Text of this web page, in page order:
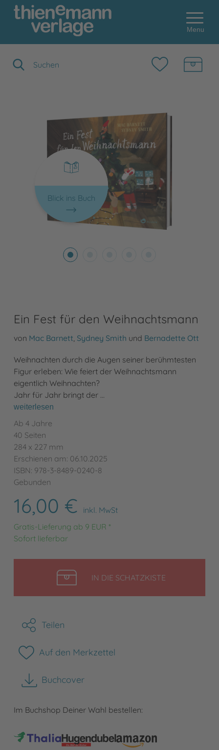
Menu
Blick ins Buch
Ein Fest für den Weihnachtsmann
von Mac Barnett Sydney Smith und Bernadette Ott
Weihnachten durch die Augen seiner berühmtesten
Figur erleben: Wie feiert der Weihnachtsmann
eigentlich Weihnachten?
Jahr für Jahr bringt der …
weiterlesen
Ab 4 Jahre
40 Seiten
284 x 227 mm
Erschienen am: 06.10.2025
ISBN: 978-3-8489-0240-8
Gebunden
16,00 €
inkl. MwSt
Gratis-Lieferung ab 9 EUR *
Sofort lieferbar
IN DIE SCHATZKISTELEGEN
Teilen
Auf den Merkzettel
Buchcover
herunterladen
Im Buchshop Deiner Wahl bestellen: